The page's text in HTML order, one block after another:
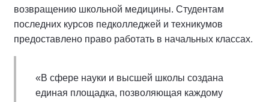
возвращению школьной медицины. Студентам
последних курсов педколледжей и техникумов
предоставлено право работать в начальных классах.
«В сфере науки и высшей школы создана
единая площадка, позволяющая каждому